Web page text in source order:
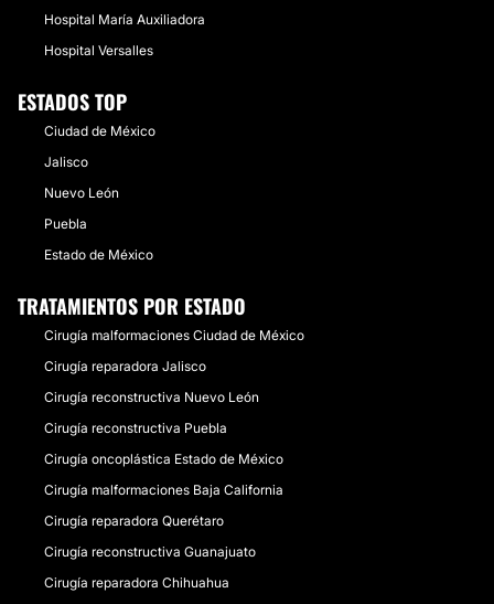
Hospital María Auxiliadora
Hospital Versalles
ESTADOS TOP
Ciudad de México
Jalisco
Nuevo León
Puebla
Estado de México
TRATAMIENTOS POR ESTADO
Cirugía malformaciones Ciudad de México
Cirugía reparadora Jalisco
Cirugía reconstructiva Nuevo León
Cirugía reconstructiva Puebla
Cirugía oncoplástica Estado de México
Cirugía malformaciones Baja California
Cirugía reparadora Querétaro
Cirugía reconstructiva Guanajuato
Cirugía reparadora Chihuahua